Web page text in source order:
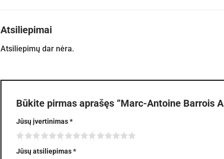
Atsiliepimai
Atsiliepimų dar nėra.
Būkite pirmas aprašęs “Marc-Antoine Barrois
Jūsų įvertinimas*
Jūsų atsiliepimas*